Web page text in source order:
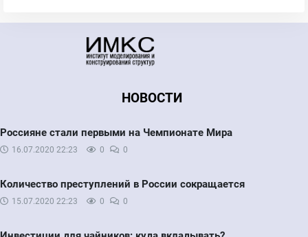
НОВОСТИ
Россияне стали первыми на Чемпионате Мира
16.07.2020 22:23 0 0
Количество преступлений в России сокращается
15.07.2020 22:23 0 0